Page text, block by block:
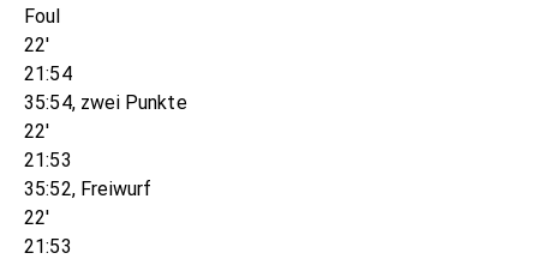
Foul
22'
21:54
35:54, zwei Punkte
22'
21:53
35:52, Freiwurf
22'
21:53